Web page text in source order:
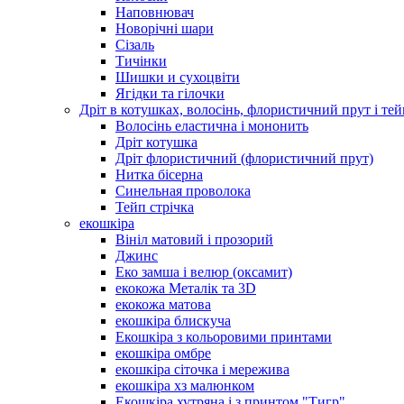
Наповнювач
Новорічні шари
Сізаль
Тичінки
Шишки и сухоцвіти
Ягідки та гілочки
Дріт в котушках, волосінь, флористичний прут і
Волосінь еластична і мононить
Дріт котушка
Дріт флористичний (флористичний прут)
Нитка бісерна
Синельная проволока
Тейп стрічка
екошкіра
Вініл матовий і прозорий
Джинс
Еко замша і велюр (оксамит)
екокожа Металік та 3D
екокожа матова
екошкіра блискуча
Екошкіра з кольоровими принтами
екошкіра омбре
екошкіра сіточка і мережива
екошкіра хз малюнком